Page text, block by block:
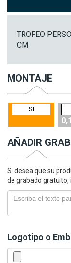
TROFEO
CM
MONTAJE
SI
AÑADIR
Si desea que su
de grabado gratuito,
Logotipo o